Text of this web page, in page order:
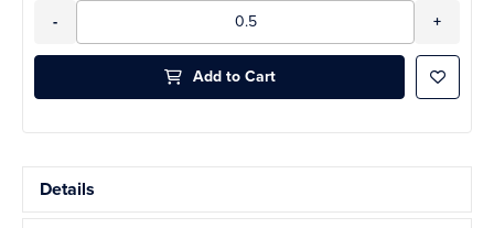
- +
Add to Cart Add to
Details